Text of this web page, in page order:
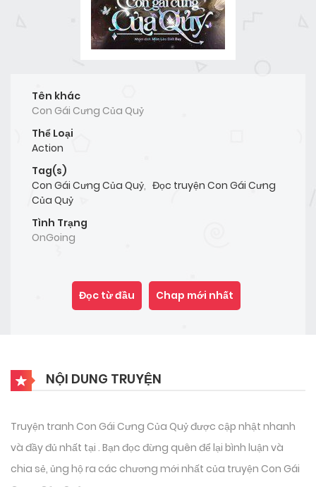
Tên khác
Con Gái Cưng Của Quỷ
Thể Loại
Action
Tag(s)
Con Gái Cưng Của Quỷ, Đọc truyện Con Gái Cưng
Của Quỷ
Tình Trạng
OnGoing
Đọc từ đầu Chap mới nhất
NỘI DUNG TRUYỆN
Truyện tranh Con Gái Cưng Của Quỷ được cập nhật nhanh
và đầy đủ nhất tại . Bạn đọc đừng quên để lại bình luận và
chia sẻ, ủng hộ ra các chương mới nhất của truyện Con Gái